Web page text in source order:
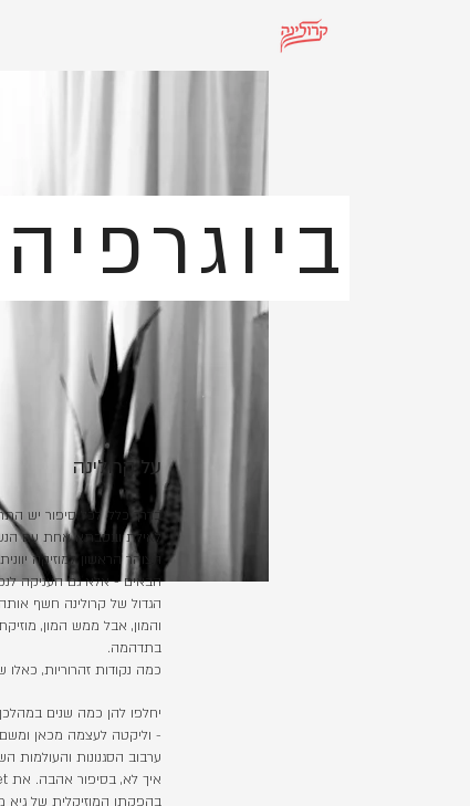
על קרולינה
בדרך כלל, לכל סיפור יש
לאילת ובסבתא אחת עם
הצוהר הראשון למוזיקה
הבאים - אלא גם העניקה
הגדול של קרולינה חשף
והמון, אבל ממש המון,
בתדהמה.
כמה נקודות זהרוריות,
יחלפו להן כמה שנים
- וליקטה לעצמה מכאן
ערבוב הסגנונות והעולמות
בהפקתו המוזיקלית של גיא
ביוגרפיה